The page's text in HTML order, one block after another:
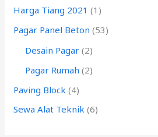
u
k
Harga Tiang 2021 (1)
Pagar Panel Beton (53)
Desain Pagar (2)
Pagar Rumah (2)
Paving Block (4)
Sewa Alat Teknik (6)